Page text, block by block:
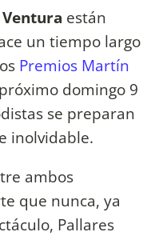
están
un tiempo largo
Premios Martín
domingo 9
se preparan
inolvidable.
ambos
que nunca, ya
Pallares